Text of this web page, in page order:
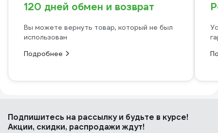
120 дней обмен и возврат
Вы можете вернуть товар, который не был
использован
Подробнее
Подпишитесь на рассылкуи будьте в курсе!
Акции, скидки, распродажи ждут!